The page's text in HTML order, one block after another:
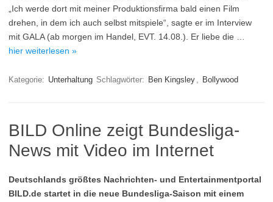
„Ich werde dort mit meiner Produktionsfirma bald einen Film
drehen, in dem ich auch selbst mitspiele“, sagte er im Interview
mit GALA (ab morgen im Handel, EVT. 14.08.). Er liebe die …
hier weiterlesen »
Kategorie: Unterhaltung Schlagwörter: Ben Kingsley , Bollywood
BILD Online zeigt Bundesliga-
News mit Video im Internet
Deutschlands größtes Nachrichten- und Entertainmentportal
BILD.de startet in die neue Bundesliga-Saison mit einem